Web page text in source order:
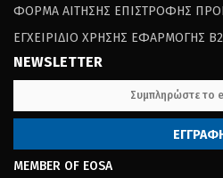
ΦΟΡΜΑ ΑΙΤΗΣΗΣ ΕΠΙΣΤΡΟΦΗΣ
ΕΓΧΕΙΡΙΔΙΟ ΧΡΗΣΗΣ ΕΦΑΡΜΟΓΗΣ
NEWSLETTER
MEMBER OF EOSA